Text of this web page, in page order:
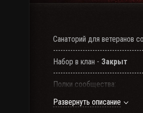
Санаторий для ветеранов
Набор в клан - Закрыт
Полки сообщества:
Остальные фейки к
Развернуть описание